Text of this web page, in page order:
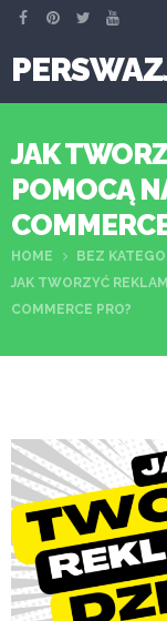
JAK
POMOCĄ
HOME
BEZ
JAK TWORZYĆ
COMMERCE PRO?